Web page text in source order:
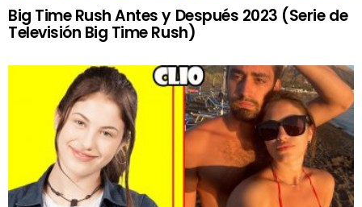
Big Time Rush Antes y Después 2023 (Serie de
Televisión Big Time Rush)